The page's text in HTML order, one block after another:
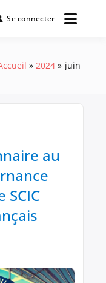
Se connecter
2024 juin
au
SCIC